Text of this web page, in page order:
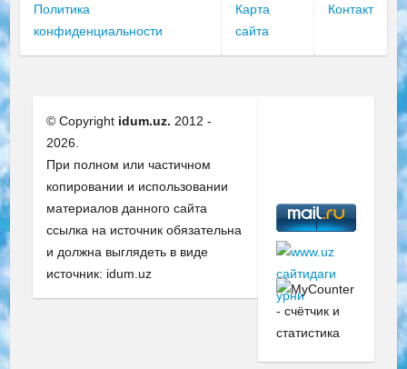
Политика
конфиденциальности
Карта
сайта
Контакт
© Copyright idum.uz. 2012 -
2026.
При полном или частичном
копировании и использовании
материалов данного сайта
ссылка на источник обязательна
и должна выглядеть в виде
источник: idum.uz